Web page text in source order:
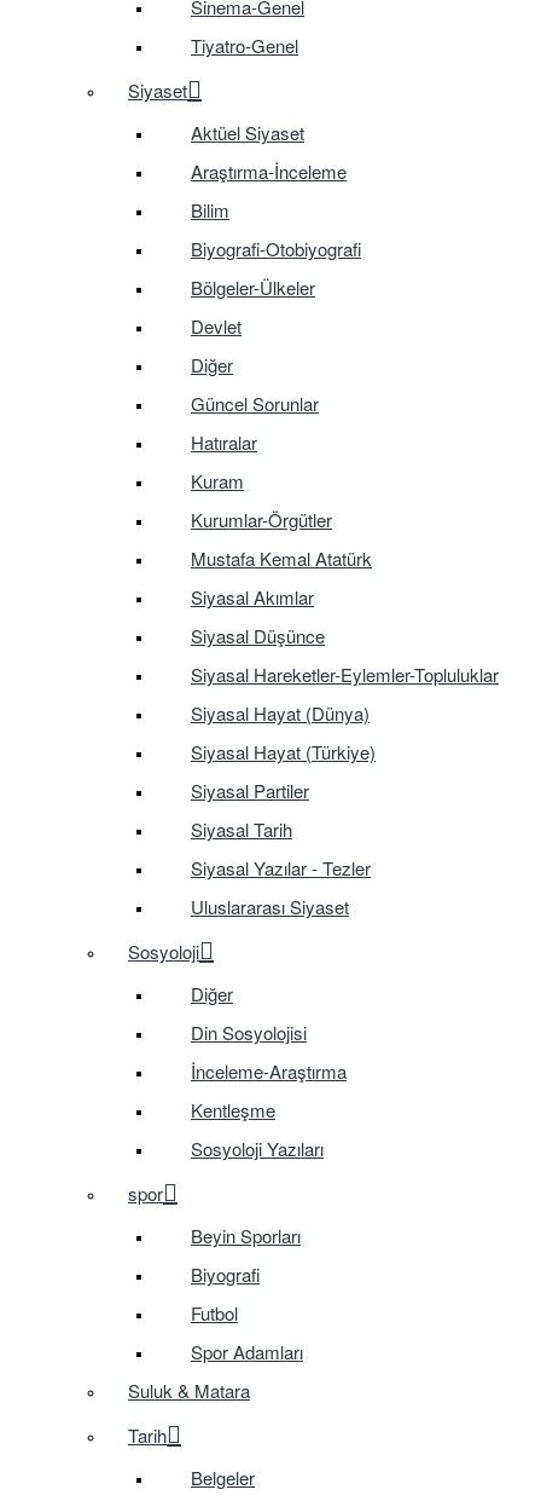
Sinema-Genel
Tiyatro-Genel
Siyaset
Aktüel Siyaset
Araştırma-İnceleme
Bilim
Biyografi-Otobiyografi
Bölgeler-Ülkeler
Devlet
Diğer
Güncel Sorunlar
Hatıralar
Kuram
Kurumlar-Örgütler
Mustafa Kemal Atatürk
Siyasal Akımlar
Siyasal Düşünce
Siyasal Hareketler-Eylemler-Topluluklar
Siyasal Hayat (Dünya)
Siyasal Hayat (Türkiye)
Siyasal Partiler
Siyasal Tarih
Siyasal Yazılar - Tezler
Uluslararası Siyaset
Sosyoloji
Diğer
Din Sosyolojisi
İnceleme-Araştırma
Kentleşme
Sosyoloji Yazıları
spor
Beyin Sporları
Biyografi
Futbol
Spor Adamları
Suluk & Matara
Tarih
Belgeler